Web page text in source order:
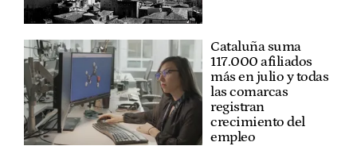
Cataluña suma
117.000 afiliados
más en julio y todas
las comarcas
registran
crecimiento del
empleo